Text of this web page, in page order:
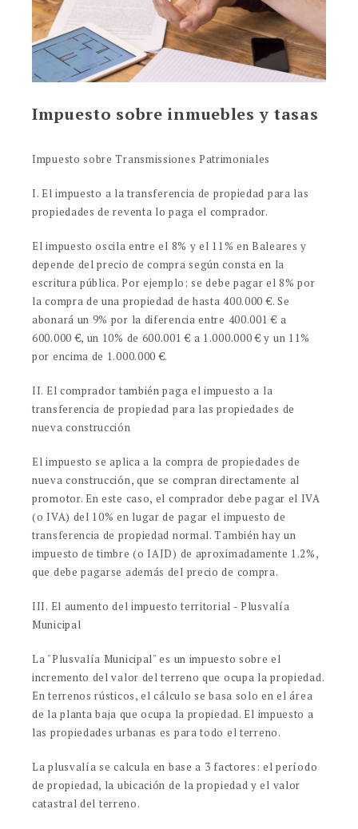
Impuesto sobre inmuebles y tasas
Impuesto sobre Transmissiones Patrimoniales
I. El impuesto a la transferencia de propiedad para las
propiedades de reventa lo paga el comprador.
El impuesto oscila entre el 8% y el 11% en Baleares y
depende del precio de compra según consta en la
escritura pública. Por ejemplo: se debe pagar el 8% por
la compra de una propiedad de hasta 400.000 €. Se
abonará un 9% por la diferencia entre 400.001 € a
600.000 €, un 10% de 600.001 € a 1.000.000 € y un 11%
por encima de 1.000.000 €.
II. El comprador también paga el impuesto a la
transferencia de propiedad para las propiedades de
nueva construcción
El impuesto se aplica a la compra de propiedades de
nueva construcción, que se compran directamente al
promotor. En este caso, el comprador debe pagar el IVA
(o IVA) del 10% en lugar de pagar el impuesto de
transferencia de propiedad normal. También hay un
impuesto de timbre (o IAJD) de aproximadamente 1.2%,
que debe pagarse además del precio de compra.
III. El aumento del impuesto territorial - Plusvalía
Municipal
La "Plusvalía Municipal" es un impuesto sobre el
incremento del valor del terreno que ocupa la propiedad.
En terrenos rústicos, el cálculo se basa solo en el área
de la planta baja que ocupa la propiedad. El impuesto a
las propiedades urbanas es para todo el terreno.
La plusvalía se calcula en base a 3 factores: el período
de propiedad, la ubicación de la propiedad y el valor
catastral del terreno.